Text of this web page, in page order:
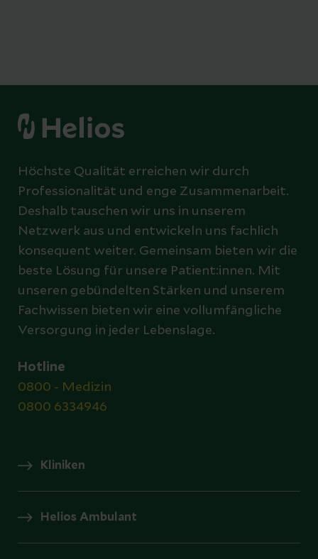
Höchste Qualität erreichen wir durch
Professionalität und enge Zusammenarbeit.
Deshalb tauschen wir uns in unserem
Netzwerk aus und entwickeln uns fachlich
konsequent weiter. Gemeinsam bieten wir die
beste Lösung für unsere Patient:innen. Mit
unseren gebündelten Stärken und unserem
Fachwissen bieten wir eine vollumfängliche
Versorgung in jeder Lebenslage.
Hotline
0800 - Medizin
0800 6334946
Kliniken
Helios Ambulant